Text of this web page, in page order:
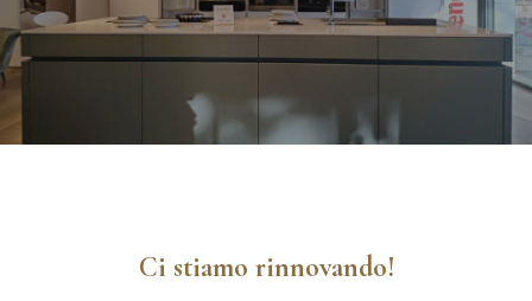
Ci stiamo rinnovando!